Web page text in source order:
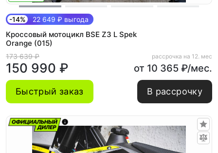
-14% 22 649 ₽ выгода
Кроссовый мотоцикл BSE Z3 L Spek
Orange (015)
173 639 ₽
150 990 ₽
рассрочка на 12. мес
от 10 365 ₽/мес.
Быстрый заказ В рассрочку